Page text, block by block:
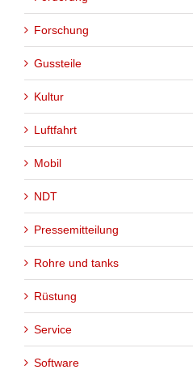
Forschung
Gussteile
Kultur
Luftfahrt
Mobil
NDT
Pressemitteilung
Rohre und tanks
Rüstung
Service
Software